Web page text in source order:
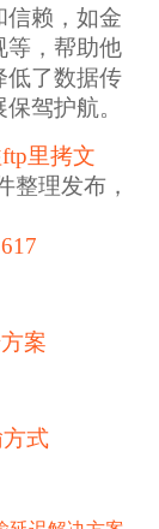
信赖，如金
等，帮助他
低了数据传
驾护航。
里拷文
整理发布，
案
式